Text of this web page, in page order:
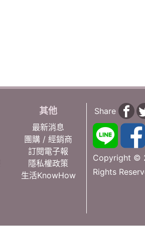
其他
最新消息
團購 / 經銷商
訂閱電子報
隱私權政策
生活KnowHow
Share
Copyright ©
Rights